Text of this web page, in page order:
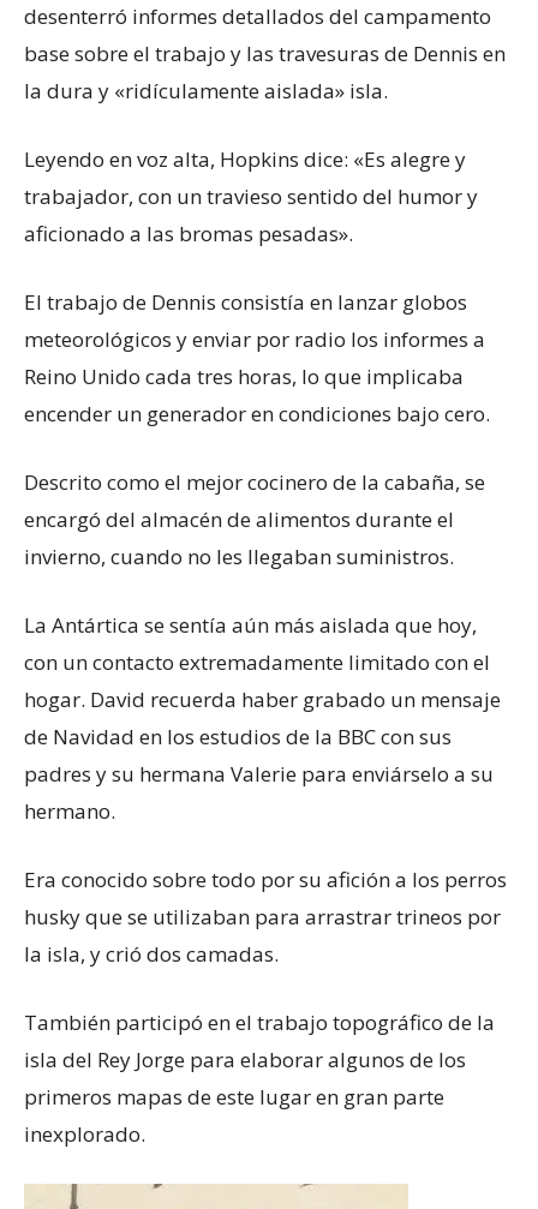
desenterró informes detallados del campamento
base sobre el trabajo y las travesuras de Dennis en
la dura y «ridículamente aislada» isla.
Leyendo en voz alta, Hopkins dice: «Es alegre y
trabajador, con un travieso sentido del humor y
aficionado a las bromas pesadas».
El trabajo de Dennis consistía en lanzar globos
meteorológicos y enviar por radio los informes a
Reino Unido cada tres horas, lo que implicaba
encender un generador en condiciones bajo cero.
Descrito como el mejor cocinero de la cabaña, se
encargó del almacén de alimentos durante el
invierno, cuando no les llegaban suministros.
La Antártica se sentía aún más aislada que hoy,
con un contacto extremadamente limitado con el
hogar. David recuerda haber grabado un mensaje
de Navidad en los estudios de la BBC con sus
padres y su hermana Valerie para enviárselo a su
hermano.
Era conocido sobre todo por su afición a los perros
husky que se utilizaban para arrastrar trineos por
la isla, y crió dos camadas.
También participó en el trabajo topográfico de la
isla del Rey Jorge para elaborar algunos de los
primeros mapas de este lugar en gran parte
inexplorado.